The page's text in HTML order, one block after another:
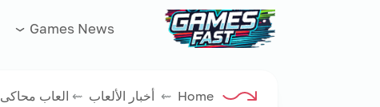
Games News
جيم فاست
Home
⇜ أخبار الألعاب ⇜ العاب محاكى